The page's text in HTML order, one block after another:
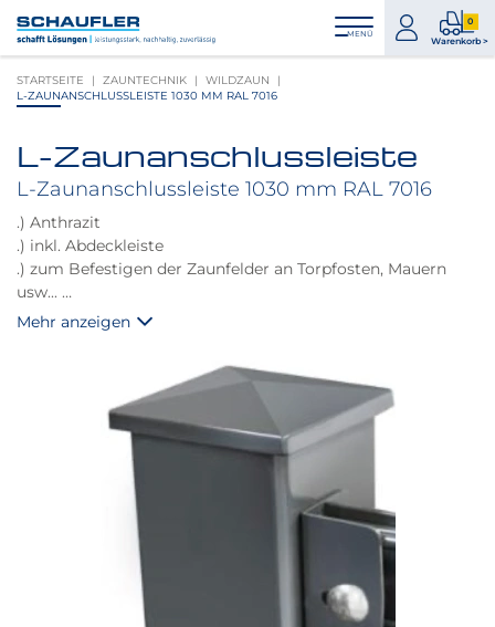
Inhalt
Hauptnavigation
Footernavigation
Logo
Schaufler
verlinkt
zur
MENÜ
zum
Konto
0
Warenkorb >
0
STARTSEITE ZAUNTECHNIK
WILDZAUN
L-ZAUNANSCHLUSSLEISTE 1030 MM RAL 7016
Produktbilder
L-Zaunanschlussleiste
L-Zaunanschlussleiste 1030 mm RAL 7016
.) Anthrazit
.) inkl. Abdeckleiste
.) zum Befestigen der Zaunfelder an Torpfosten, Mauern
usw...
.) inkl. Zaunbefestigungsschrauben und selbstschneidenden
.) Doppelstabmatten werden direkt an der L-
Zaunanschlussleiste befestigt
.) ideal bei Verwendung Pfosten mit Abdeckleiste
Mehr anzeigen